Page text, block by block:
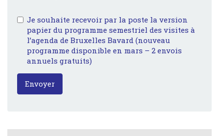
Je souhaite recevoir par la poste la version
papier du programme semestriel des visites à
l’agenda de Bruxelles Bavard (nouveau
programme disponible en mars – 2 envois
annuels gratuits)
Envoyer